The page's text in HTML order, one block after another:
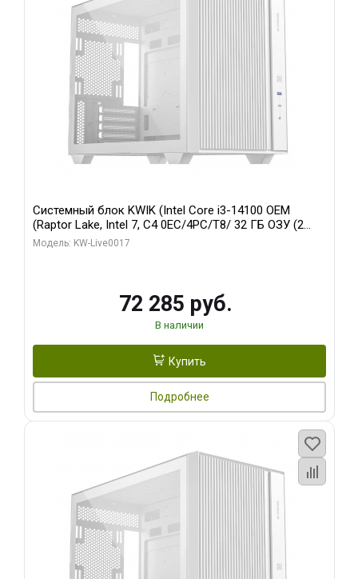
Системный блок KWIK (Intel Core i3-14100 OEM
(Raptor Lake, Intel 7, C4 0EC/4PC/T8/ 32 ГБ ОЗУ (2
модуля)/ Gigabyte Arc A310 WINDFORCE 4GB GDDR6
Модель: KW-Live0017
72 285 руб.
В наличии
Купить
Подробнее